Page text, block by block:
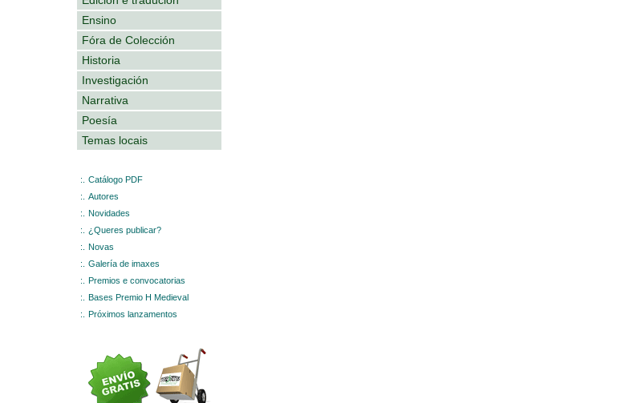
Ensino
Fóra de Colección
Historia
Investigación
Narrativa
Poesía
Temas locais
:.
Catálogo PDF
:.
Autores
:.
Novidades
:.
¿Queres publicar?
:.
Novas
:.
Galería de imaxes
:.
Premios e convocatorias
:.
Bases Premio H Medieval
:.
Próximos lanzamentos